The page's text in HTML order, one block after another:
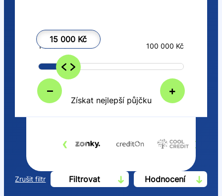
15 000 Kč
– +
1 000 Kč 100 000 Kč
Získat nejlepší půjčku
‹ ›
Zrušit filtr Filtrovat Hodnocení